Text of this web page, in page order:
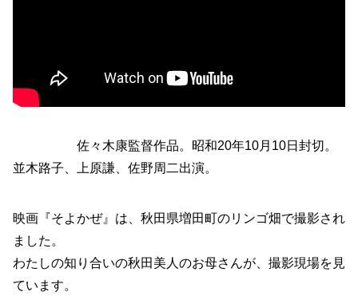
佐々木康監督作品。昭和20年10月10日封切。
並木路子、上原謙、佐野周二出演。
映画『そよかぜ』は、秋田県増田町のリンゴ畑で撮影され
ました。
わたしの知り合いの秋田美人のお母さんが、撮影現場を見
ています。